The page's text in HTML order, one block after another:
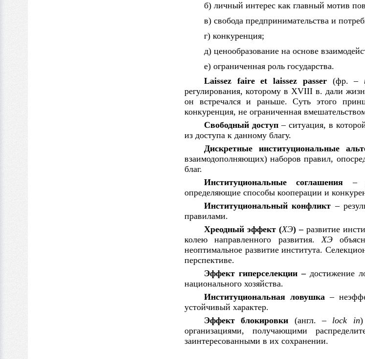
б) личный интерес как главный мотив
в) свобода предпринимательства и
г) конкуренция;
д) ценообразование на основе
е) ограниченная роль государства.
Laissez faire et laissez passer (фр. –
регулирования, которому в XVIII в. дали
он встречалсяи раньше. Суть этого
конкуренция, не ограниченная
Свободный доступ –ситуация,в
из доступа к данному благу.
Дискретные институциональные
взаимодополняющих) наборов правил,
благ.
Институциональные соглашения –
определяющие способы кооперации и
Институциональный конфликт –
правилами.
Хреодный эффект (ХЭ)– развитие
колею направленного развития.ХЭ
неоптимальное развитие института.
перспективе.
Эффект гиперселекции – достижение
национального хозяйства.
Институциональная ловушка –
устойчивый характер.
Эффект блокировки (англ. –lock in)
организациями, получающими
заинтересованными в их сохранении.